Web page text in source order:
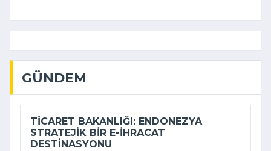
GÜNDEM
TICARET BAKANLIĞI: ENDONEZYA
STRATEJIK BIR E-İHRACAT
DESTINASYONU